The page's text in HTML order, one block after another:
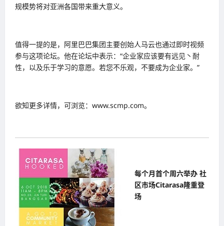
规模势将对亚洲各国带来重大意义。
值得一提的是，阿里巴巴集团主要创始人马云也通过即时视频
参与这项论坛。他在论坛中表示：“企业家应该要有远见丶耐
性，以及乐于学习的意愿。若您不乐观，不要成为企业家。”
欲知更多详情，可浏览：www.scmp.com。
每个月首个周六举办 社
区市场Citarasa隆重登
场